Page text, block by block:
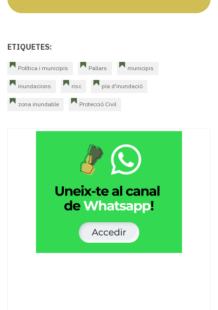
ETIQUETES:
Política i municipis Pallars municipis
inundacions risc pla d'inundació
zona inundable Protecció Civil